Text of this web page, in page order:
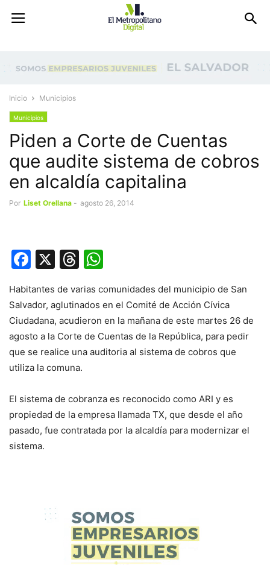
Inicio Municipios
Municipios
Piden a Corte de Cuentas
que audite sistema de cobros
en alcaldía capitalina
Por Liset Orellana - agosto 26, 2014
Facebook
X Threads
Habitantes de varias comunidades del municipio de San
Salvador, aglutinados en el Comité de Acción Cívica
Ciudadana, acudieron en la mañana de este martes 26 de
agosto a la Corte de Cuentas de la República, para pedir
que se realice una auditoria al sistema de cobros que
utiliza la comuna.
El sistema de cobranza es reconocido como ARI y es
propiedad de la empresa llamada TX, que desde el año
pasado, fue contratada por la alcaldía para modernizar el
sistema.